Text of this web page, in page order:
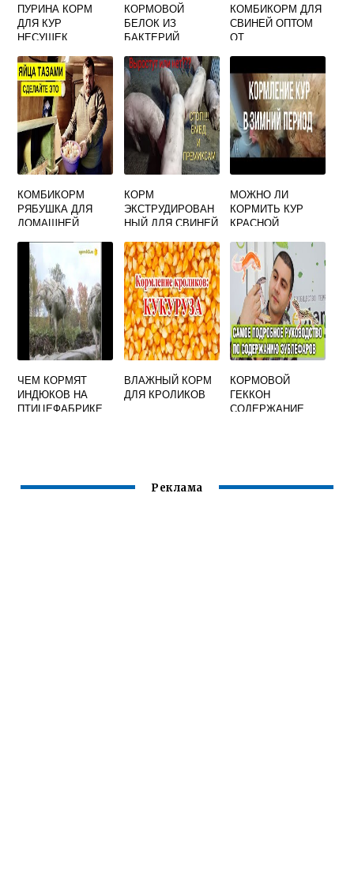
ПУРИНА КОРМ
ДЛЯ КУР
НЕСУШЕК
КОРМОВОЙ
БЕЛОК ИЗ
БАКТЕРИЙ
КОМБИКОРМ ДЛЯ
СВИНЕЙ ОПТОМ
ОТ
КОМБИКОРМ
РЯБУШКА ДЛЯ
ДОМАШНЕЙ
КОРМ
ЭКСТРУДИРОВАН
НЫЙ ДЛЯ СВИНЕЙ
МОЖНО ЛИ
КОРМИТЬ КУР
КРАСНОЙ
ЧЕМ КОРМЯТ
ИНДЮКОВ НА
ПТИЦЕФАБРИКЕ
ВЛАЖНЫЙ КОРМ
ДЛЯ КРОЛИКОВ
КОРМОВОЙ
ГЕККОН
СОДЕРЖАНИЕ
Реклама